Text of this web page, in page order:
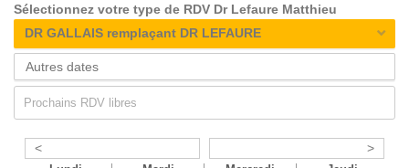
< >
Sélectionnez votre type de RDV Dr Lefaure Matthieu
DR GALLAIS remplaçant DR LEFAURE
Prochains RDV libres